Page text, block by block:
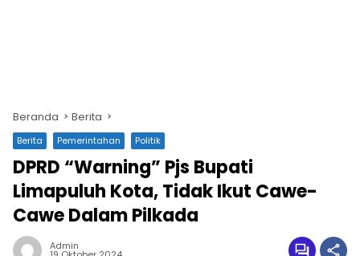
Beranda Berita
Berita Pemerintahan Politik
DPRD “Warning” Pjs Bupati
Limapuluh Kota, Tidak Ikut Cawe-
Cawe Dalam Pilkada
Admin